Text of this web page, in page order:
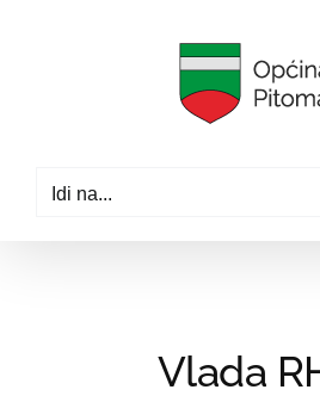
Idi na...
Vlada